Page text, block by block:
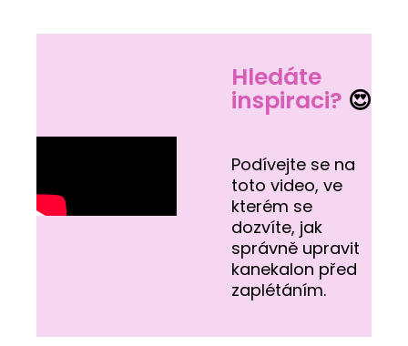
Hledáte
inspiraci? 😍
Podívejte se na
toto video, ve
kterém se
dozvíte, jak
správně upravit
kanekalon před
zaplétáním.